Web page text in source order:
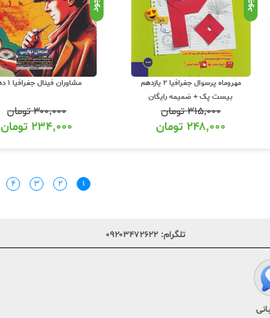
مهروماه پرسوال جغرافیا 2 یازدهم
بیست پک + ضمیمه رایگان
۳۱۵,۰۰۰تومان
۲۴۸,۰۰۰ تومان
مشاوران فینال جغرافیا 1 دهم
۳۰۰,۰۰۰تومان
۲۳۴,۰۰۰ تومان
۱ ۲ ۳ ۴
تلگرام: ۰۹۲۰۳۴۷۲۶۲۲